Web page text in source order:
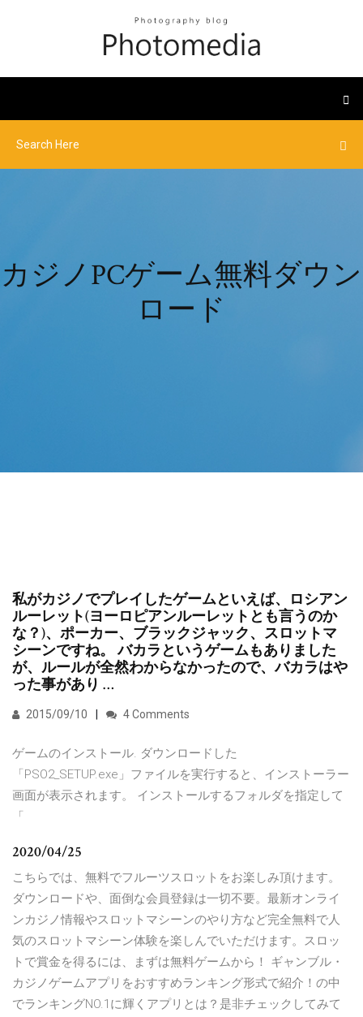
カジノPCゲーム無料ダウン
ロード
私がカジノでプレイしたゲームといえば、ロシアン
ルーレット(ヨーロピアンルーレットとも言うのか
な？)、ポーカー、ブラックジャック、スロットマ
シーンですね。 バカラというゲームもありました
が、ルールが全然わからなかったので、バカラはや
った事があり …
2015/09/10 4 Comments
ゲームのインストール. ダウンロードした
「PSO2_SETUP.exe」ファイルを実行すると、インストーラー
画面が表示されます。 インストールするフォルダを指定して
「
2020/04/25
こちらでは、無料でフルーツスロットをお楽しみ頂けます。
ダウンロードや、面倒な会員登録は一切不要。最新オンライ
ンカジノ情報やスロットマシーンのやり方など完全無料で人
気のスロットマシーン体験を楽しんでいただけます。スロッ
トで賞金を得るには、まずは無料ゲームから！ ギャンブル・
カジノゲームアプリをおすすめランキング形式で紹介！の中
でランキングNO.1に輝くアプリとは？是非チェックしてみて